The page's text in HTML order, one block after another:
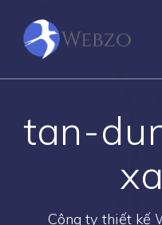
tan-
Công ty thiết kế